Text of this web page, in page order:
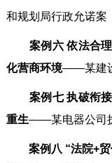
和规划局行政允诺案
案例六 依法合
化营商环境——某建
案例七 执破衔
重生——某电器公司
案例八 “法院+